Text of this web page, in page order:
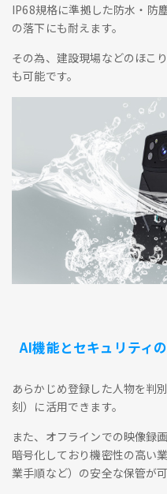
IP68規格に準拠した防水・防
の落下にも耐えます。
その為、建設現場などのほこ
も可能です。
AI機能とセキュリティ
あらかじめ登録した人物を判
刻）に活用できます。
また、オフラインでの映像録
暗号化しており機密性の高い
業手順など）の安全な保管が可